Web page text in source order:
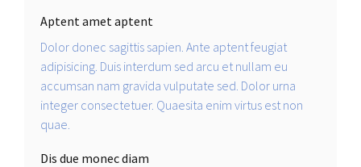
Aptent amet aptent
Dolor donec sagittis sapien. Ante aptent feugiat
adipisicing. Duis interdum sed arcu et nullam eu
accumsan nam gravida vulputate sed. Dolor urna
integer consectetuer. Quaesita enim virtus est non
quae.
Dis due monec diam